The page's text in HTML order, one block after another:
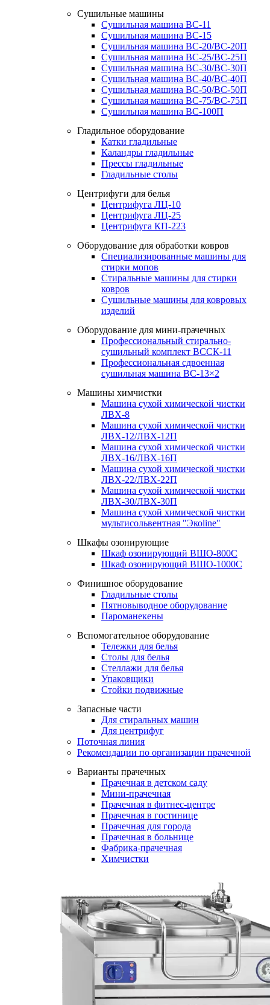
Сушильные машины
Сушильная машина ВС-11
Сушильная машина ВС-15
Сушильная машина ВС-20/ВС-20П
Сушильная машина ВС-25/ВС-25П
Сушильная машина ВС-30/ВС-30П
Сушильная машина ВС-40/ВС-40П
Сушильная машина ВС-50/ВС-50П
Сушильная машина ВС-75/ВС-75П
Сушильная машина ВС-100П
Гладильное оборудование
Катки гладильные
Каландры гладильные
Прессы гладильные
Гладильные столы
Центрифуги для белья
Центрифуга ЛЦ-10
Центрифуга ЛЦ-25
Центрифуга КП-223
Оборудование для обработки ковров
Специализированные машины для
стирки мопов
Стиральные машины для стирки
ковров
Сушильные машины для ковровых
изделий
Оборудование для мини-прачечных
Профессиональный стирально-
сушильный комплект ВССК-11
Профессиональная сдвоенная
сушильная машина ВС-13×2
Машины химчистки
Машина сухой химической чистки
ЛВХ-8
Машина сухой химической чистки
ЛВХ-12/ЛВХ-12П
Машина сухой химической чистки
ЛВХ-16/ЛВХ-16П
Машина сухой химической чистки
ЛВХ-22/ЛВХ-22П
Машина сухой химической чистки
ЛВХ-30/ЛВХ-30П
Машина сухой химической чистки
мультисольвентная "Экоline"
Шкафы озонирующие
Шкаф озонирующий ВШО-800С
Шкаф озонирующий ВШО-1000С
Финишное оборудование
Гладильные столы
Пятновыводное оборудование
Пароманекены
Вспомогательное оборудование
Тележки для белья
Столы для белья
Стеллажи для белья
Упаковщики
Стойки подвижные
Запасные части
Для стиральных машин
Для центрифуг
Поточная линия
Рекомендации по организации прачечной
Варианты прачечных
Прачечная в детском саду
Мини-прачечная
Прачечная в фитнес-центре
Прачечная в гостинице
Прачечная для города
Прачечная в больнице
Фабрика-прачечная
Химчистки